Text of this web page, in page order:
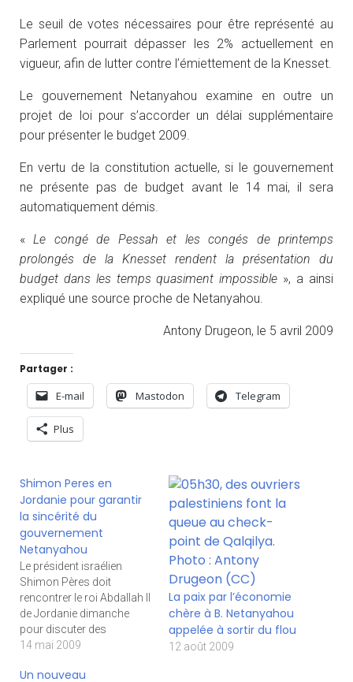
Le seuil de votes nécessaires pour être représenté au
Parlement pourrait dépasser les 2% actuellement en
vigueur, afin de lutter contre l’émiettement de la Knesset.
Le gouvernement Netanyahou examine en outre un
projet de loi pour s’accorder un délai supplémentaire
pour présenter le budget 2009.
En vertu de la constitution actuelle, si le gouvernement
ne présente pas de budget avant le 14 mai, il sera
automatiquement démis.
« Le congé de Pessah et les congés de printemps
prolongés de la Knesset rendent la présentation du
budget dans les temps quasiment impossible », a ainsi
expliqué une source proche de Netanyahou.
Antony Drugeon, le 5 avril 2009
Partager :
E-mail Mastodon Telegram
Plus
Shimon Peres en
Jordanie pour garantir
la sincérité du
gouvernement
Netanyahou
Le président israélien
Shimon Pères doit
rencontrer le roi Abdallah II
de Jordanie dimanche
pour discuter des
politiques des deux pays
paix au Proche-Orient.
14 mai 2009
La paix par l’économie
chère à B. Netanyahou
appelée à sortir du flou
12 août 2009
Un nouveau